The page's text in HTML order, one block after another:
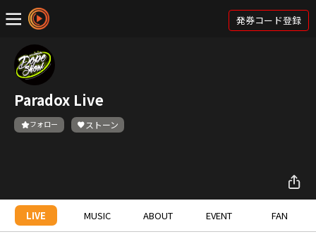
発券コード登録
Paradox Live
フォロー ストーン
LIVE MUSIC ABOUT EVENT FAN